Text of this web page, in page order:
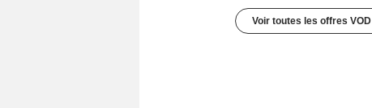
Voir toutes les offres VOD